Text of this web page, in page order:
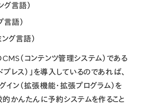
グ言語）
言語）
グ言語）
CMS（コンテンツ管理システム）である
プレス）」を導入しているのであれば、
イン（拡張機能・拡張プログラム）を
的かんたんに予約システムを作ること